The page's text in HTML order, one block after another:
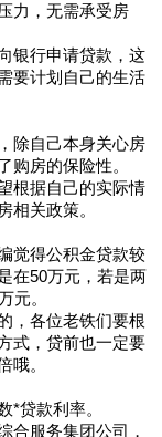
力，无需承受房
银行申请贷款，这
要计划自己的生活
除自己本身关心房
购房的保险性。
根据自己的实际情
相关政策。
觉得公积金贷款较
在50万元，若是两
元。
，各位老铁们要根
式，贷前也一定要
哦。
*贷款利率。
合服务集团公司，